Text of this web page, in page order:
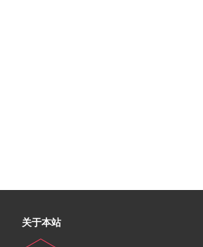
关于本站